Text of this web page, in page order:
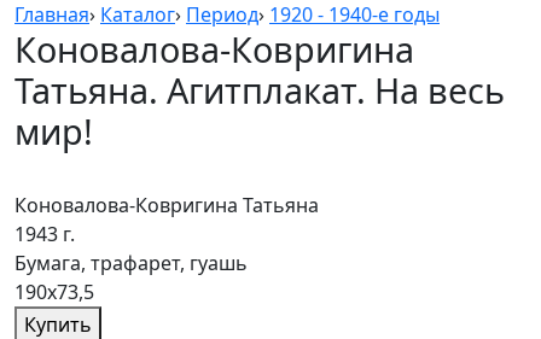
Главная› Каталог› Период› 1920 - 1940-е годы
Коновалова-Ковригина
Татьяна. Агитплакат. На весь
мир!
Коновалова-Ковригина Татьяна
1943 г.
Бумага, трафарет, гуашь
190х73,5
Купить